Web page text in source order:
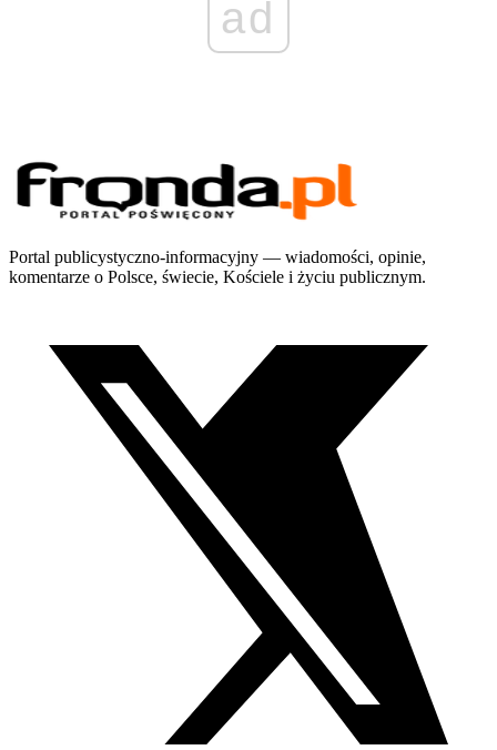
ad
Portal publicystyczno-informacyjny — wiadomości, opinie,
komentarze o Polsce, świecie, Kościele i życiu publicznym.